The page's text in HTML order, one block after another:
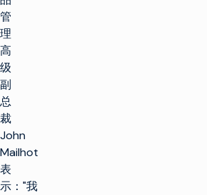
管
理
高
级
副
总
裁
John
Mailhot
表
示："我